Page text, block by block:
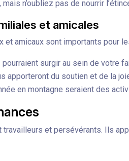
n’oubliez pas de nourrir
et amicales
et amicaux sont importants pour
surgir au sein de votre
apporteront du soutien et de la
en montagne seraient des
travailleurs et persévérants. Ils